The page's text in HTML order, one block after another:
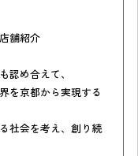
舗紹介
認め合えて、
を京都から実現する
社会を考え、創り続